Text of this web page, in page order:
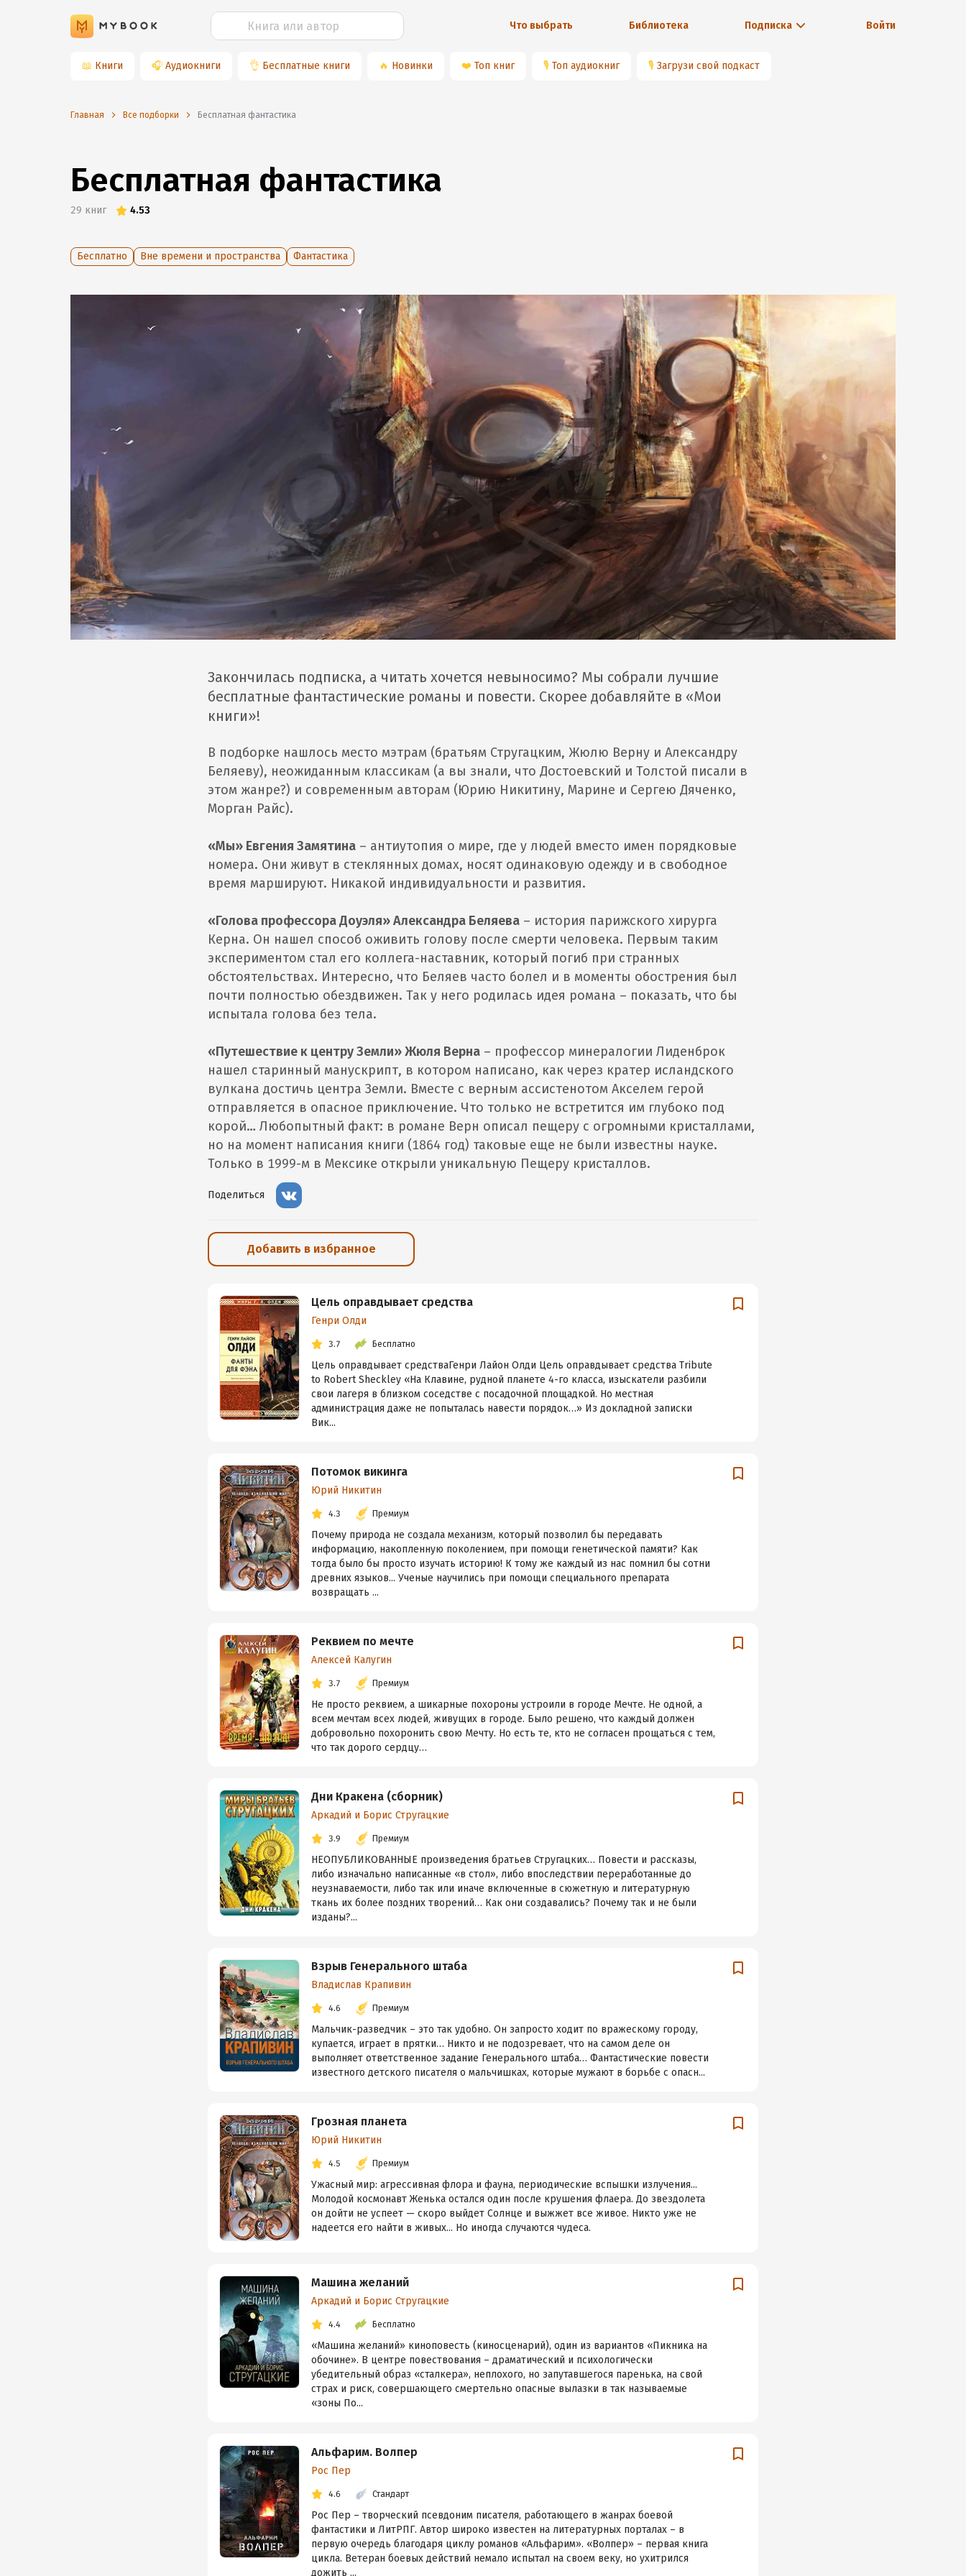
Что выбрать Библиотека Подписка Войти
📖 Книги 🎧 Аудиокниги 👌 Бесплатные книги 🔥 Новинки ❤️ Топ книг 🎙 Топ аудиокниг 🎙 Загрузи свой подкаст
Главная Все подборки Бесплатная фантастика
Бесплатная фантастика
29 книг 4.53
Бесплатно Вне времени и пространства Фантастика
Закончилась подписка, а читать хочется невыносимо? Мы собрали лучшие
бесплатные фантастические романы и повести. Скорее добавляйте в «Мои
книги»!
В подборке нашлось место мэтрам (братьям Стругацким, Жюлю Верну и Александру
Беляеву), неожиданным классикам (а вы знали, что Достоевский и Толстой писали в
этом жанре?) и современным авторам (Юрию Никитину, Марине и Сергею Дяченко,
Морган Райс).
«Мы» Евгения Замятина – антиутопия о мире, где у людей вместо имен порядковые
номера. Они живут в стеклянных домах, носят одинаковую одежду и в свободное
время маршируют. Никакой индивидуальности и развития.
«Голова профессора Доуэля» Александра Беляева – история парижского хирурга
Керна. Он нашел способ оживить голову после смерти человека. Первым таким
экспериментом стал его коллега-наставник, который погиб при странных
обстоятельствах. Интересно, что Беляев часто болел и в моменты обострения был
почти полностью обездвижен. Так у него родилась идея романа – показать, что бы
испытала голова без тела.
«Путешествие к центру Земли» Жюля Верна – профессор минералогии Лиденброк
нашел старинный манускрипт, в котором написано, как через кратер исландского
вулкана достичь центра Земли. Вместе с верным ассистенотом Акселем герой
отправляется в опасное приключение. Что только не встретится им глубоко под
корой… Любопытный факт: в романе Верн описал пещеру с огромными кристаллами,
но на момент написания книги (1864 год) таковые еще не были известны науке.
Только в 1999-м в Мексике открыли уникальную Пещеру кристаллов.
Поделиться
Добавить в избранное
Цель оправдывает средства
Генри Олди
3.7 Бесплатно
Цель оправдывает средстваГенри Лайон Олди Цель оправдывает средства Tribute
to Robert Sheckley «На Клавине, рудной планете 4-го класса, изыскатели разбили
свои лагеря в близком соседстве с посадочной площадкой. Но местная
администрация даже не попыталась навести порядок…» Из докладной записки
Вик...
Потомок викинга
Юрий Никитин
4.3 Премиум
Почему природа не создала механизм, который позволил бы передавать
информацию, накопленную поколением, при помощи генетической памяти? Как
тогда было бы просто изучать историю! К тому же каждый из нас помнил бы сотни
древних языков... Ученые научились при помощи специального препарата
возвращать ...
Реквием по мечте
Алексей Калугин
3.7 Премиум
Не просто реквием, а шикарные похороны устроили в городе Мечте. Не одной, а
всем мечтам всех людей, живущих в городе. Было решено, что каждый должен
добровольно похоронить свою Мечту. Но есть те, кто не согласен прощаться с тем,
что так дорого сердцу…
Дни Кракена (сборник)
Аркадий и Борис Стругацкие
3.9 Премиум
НЕОПУБЛИКОВАННЫЕ произведения братьев Стругацких… Повести и рассказы,
либо изначально написанные «в стол», либо впоследствии переработанные до
неузнаваемости, либо так или иначе включенные в сюжетную и литературную
ткань их более поздних творений… Как они создавались? Почему так и не были
изданы?...
Взрыв Генерального штаба
Владислав Крапивин
4.6 Премиум
Мальчик-разведчик – это так удобно. Он запросто ходит по вражескому городу,
купается, играет в прятки… Никто и не подозревает, что на самом деле он
выполняет ответственное задание Генерального штаба… Фантастические повести
известного детского писателя о мальчишках, которые мужают в борьбе с опасн...
Грозная планета
Юрий Никитин
4.5 Премиум
Ужасный мир: агрессивная флора и фауна, периодические вспышки излучения...
Молодой космонавт Женька остался один после крушения флаера. До звездолета
он дойти не успеет — скоро выйдет Солнце и выжжет все живое. Никто уже не
надеется его найти в живых... Но иногда случаются чудеса.
Машина желаний
Аркадий и Борис Стругацкие
4.4 Бесплатно
«Машина желаний» киноповесть (киносценарий), один из вариантов «Пикника на
обочине». В центре повествования – драматический и психологически
убедительный образ «сталкера», неплохого, но запутавшегося паренька, на свой
страх и риск, совершающего смертельно опасные вылазки в так называемые
«зоны По...
Альфарим. Волпер
Рос Пер
4.6 Стандарт
Рос Пер – творческий псевдоним писателя, работающего в жанрах боевой
фантастики и ЛитРПГ. Автор широко известен на литературных порталах – в
первую очередь благодаря циклу романов «Альфарим». «Волпер» – первая книга
цикла. Ветеран боевых действий немало испытал на своем веку, но ухитрился
дожить ...